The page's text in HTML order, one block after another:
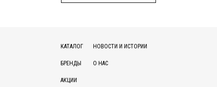
КАТАЛОГ
БРЕНДЫ
АКЦИИ
НОВОСТИ И ИСТОРИИ
О НАС